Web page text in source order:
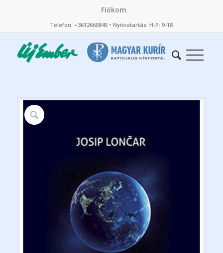
Fiókom
Telefon: +3612660845 • Nyitvatartás: H-P: 9-18